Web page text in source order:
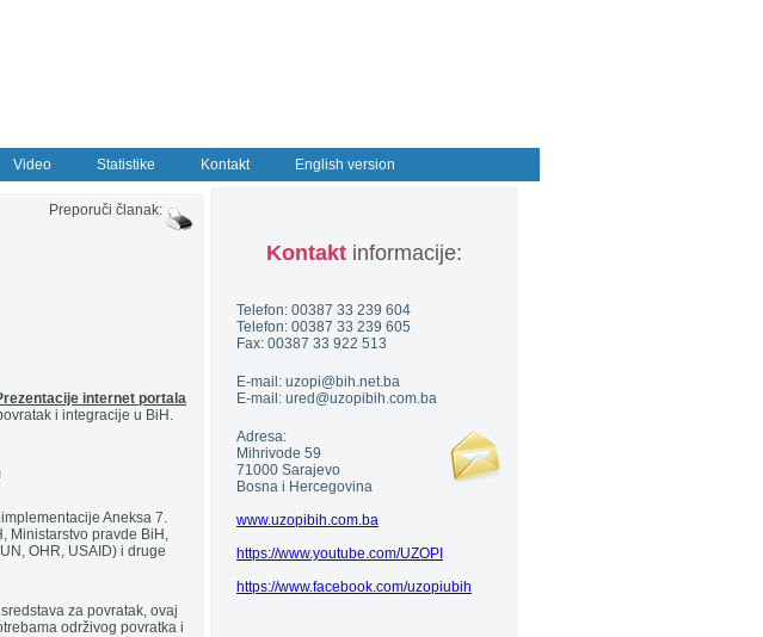
Video Statistike Kontakt English version
Preporuči članak:
internet portala
i integracije u BiH.
Aneksa 7.
Ministarstvo pravde BiH,
OHR, USAID) i druge
za povratak, ovaj
održivog povratka i
Kontaktinformacije:
Telefon: 00387 33 239 604
Telefon: 00387 33 239 605
Fax: 00387 33 922 513
E-mail: uzopi@bih.net.ba
E-mail: ured@uzopibih.com.ba
Adresa:
Mihrivode 59
71000 Sarajevo
Bosna i Hercegovina
www.uzopibih.com.ba
https://www.youtube.com/UZOPI
https://www.facebook.com/uzopiubih